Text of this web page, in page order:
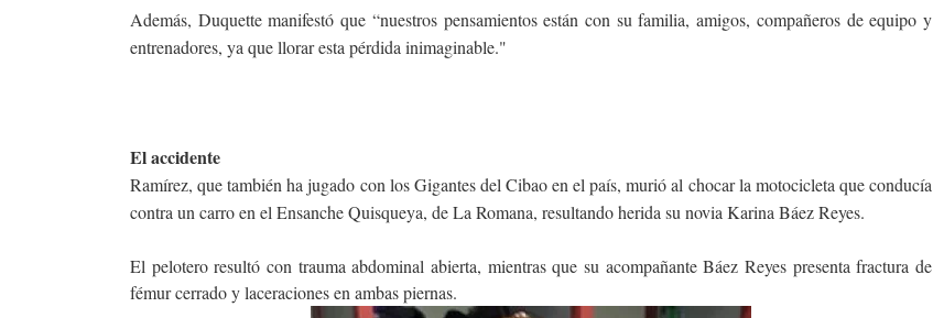
Además, Duquette manifestó que “nuestros pensamientos están con su familia, amigos, compañeros de equipo y
entrenadores, ya que llorar esta pérdida inimaginable."
El accidente
Ramírez, que también ha jugado con los Gigantes del Cibao en el país, murió al chocar la motocicleta que conducía
contra un carro en el Ensanche Quisqueya, de La Romana, resultando herida su novia Karina Báez Reyes.
El pelotero resultó con trauma abdominal abierta, mientras que su acompañante Báez Reyes presenta fractura de
fémur cerrado y laceraciones en ambas piernas.